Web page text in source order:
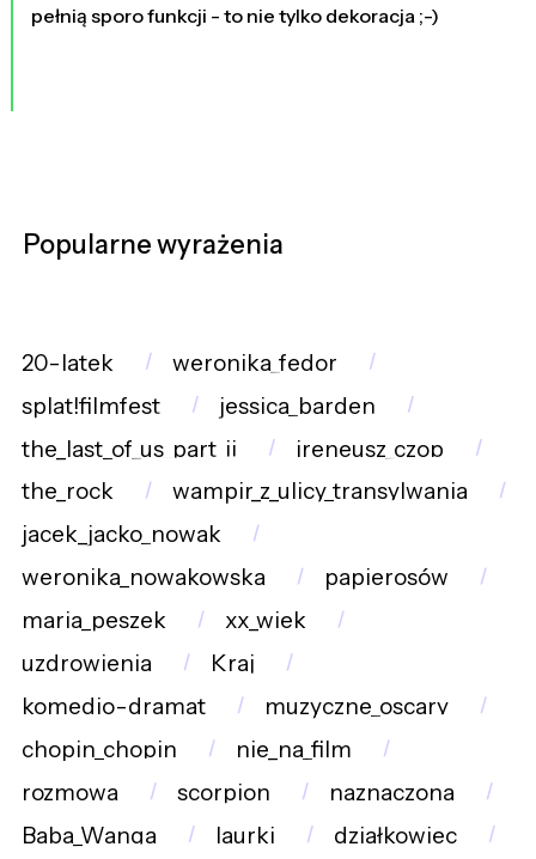
pełnią sporo funkcji - to nie tylko dekoracja ;-)
Popularne wyrażenia
20-latek
weronika_fedor
splat!filmfest
jessica_barden
the_last_of_us_part_ii
ireneusz_czop
the_rock
wampir_z_ulicy_transylwania
jacek_jacko_nowak
weronika_nowakowska
papierosów
maria_peszek
xx_wiek
uzdrowienia
Kraj
komedio-dramat
muzyczne_oscary
chopin_chopin
nie_na_film
rozmowa
scorpion
naznaczona
Baba_Wanga
laurki działkowiec